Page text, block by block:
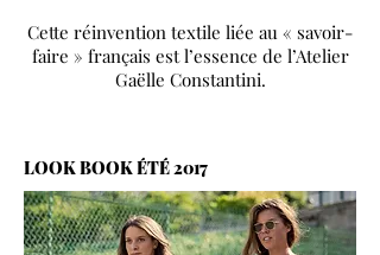
Cette réinvention textile liée au « savoir-
faire » français est l’essence de l’Atelier
Gaëlle Constantini.
LOOK BOOK ÉTÉ 2017